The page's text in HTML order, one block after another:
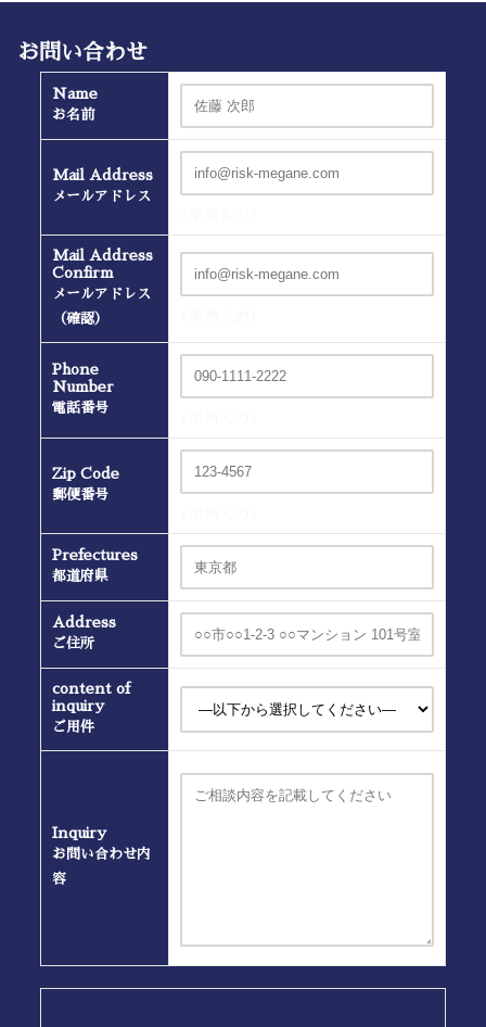
お問い合わせ
Name
お名前
Mail Address
メールアドレス
Mail Address
Confirm
メールアドレス
（確認）
Phone
Number
電話番号
Zip Code
郵便番号
Prefectures
都道府県
Address
ご住所
content of
inquiry
ご用件
Inquiry
お問い合わせ内
容